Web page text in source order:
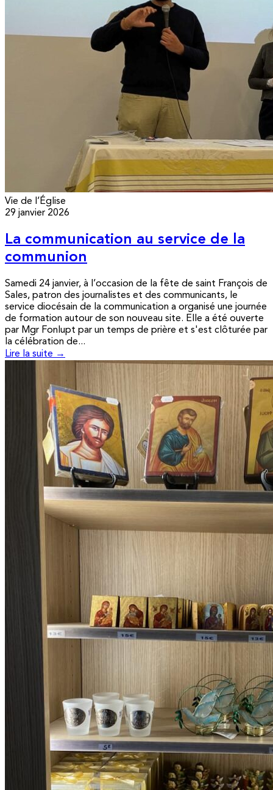
Vie de l’Église
29 janvier 2026
La communication au service de la
communion
Samedi 24 janvier, à l’occasion de la fête de saint François de
Sales, patron des journalistes et des communicants, le
service diocésain de la communication a organisé une journée
de formation autour de son nouveau site. Elle a été ouverte
par Mgr Fonlupt par un temps de prière et s'est clôturée par
la célébration de...
Lire la suite →